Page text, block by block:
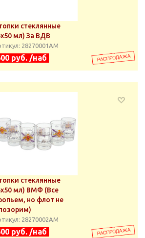
стеклянные
мл) За ВДВ
28270001АМ
руб. /наб
стеклянные
мл) ВМФ (Все
но флот не
28270002АМ
руб. /наб